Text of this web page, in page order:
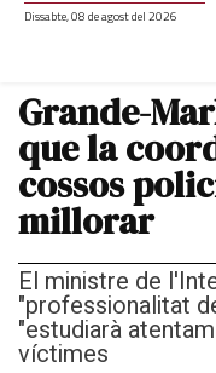
Dissabte, 08 de agost del 2026
Grande-
que la
cossos
millorar
El ministre de
"professionalitat
"estudiarà
víctimes